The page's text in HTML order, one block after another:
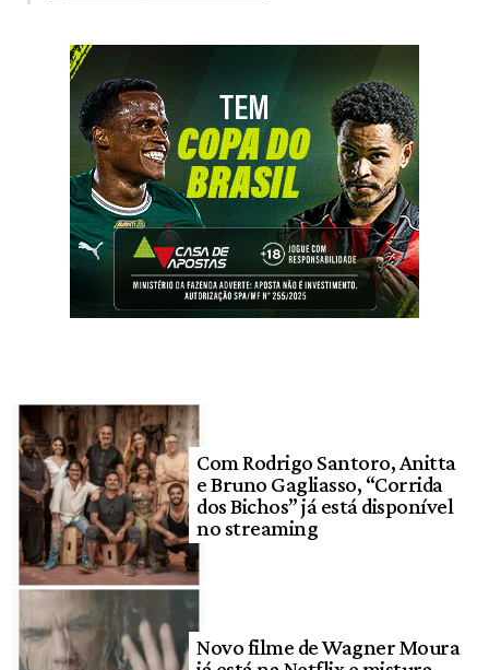
Com Rodrigo Santoro, Anitta
e Bruno Gagliasso, “Corrida
dos Bichos” já está disponível
no streaming
Novo filme de Wagner Moura